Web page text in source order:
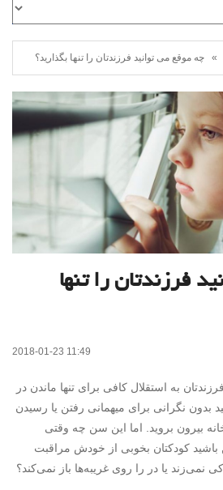
موقع می توانید فرزندتان را تنها بگذارید؟
فرزندتان را تنها
2018-01-23 11:49
به استقلال کافی برای تنها ماندن در
بدون نگرانی برای میهمانی رفتن یا رسیدن
بیرون بروید. اما این سن چه وقتی
کودکتان بخوبی از خودش مراقبت
نمی‌زند یا در را روی غریبه‌ها باز نمی‌کند؟